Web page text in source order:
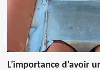
L’importance d’avoir